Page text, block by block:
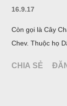
16.9.17
Còn gọi là Cây
Chev. Thuộc họ
CHIA SẺ